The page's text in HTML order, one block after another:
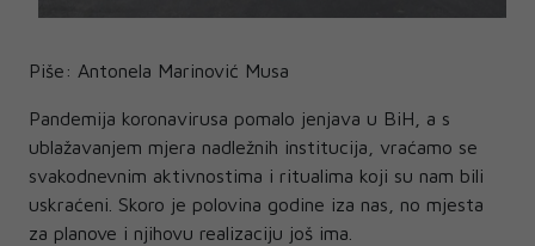
Piše: Antonela Marinović Musa
Pandemija koronavirusa pomalo jenjava u BiH, a s
ublažavanjem mjera nadležnih institucija, vraćamo se
svakodnevnim aktivnostima i ritualima koji su nam bili
uskraćeni. Skoro je polovina godine iza nas, no mjesta
za planove i njihovu realizaciju još ima.